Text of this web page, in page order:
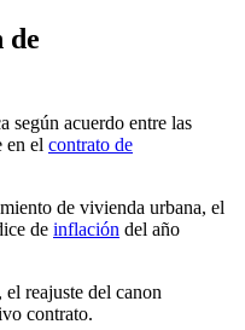
de
según acuerdo entre las
en el contrato de
de vivienda urbana, el
de inflación del año
reajuste del canon
contrato.